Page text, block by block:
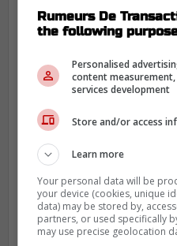
de Montréal?
seraient un
transaction.
Vegas a des
infériorité numérique
Savard ou Dvorak
aider.
C'est probablement
recruteurs de Vegas
Rumeurs De
the following
Personalised
content
services development
Store and/or access
Learn more
Your personal data will be
your device (cookies, unique
data) may be stored by,
partners, or used specifically
may use precise geolocation